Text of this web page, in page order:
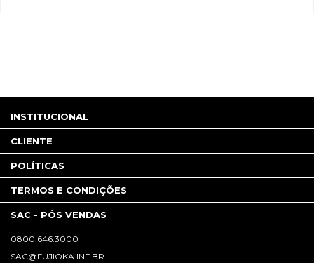
INSTITUCIONAL
CLIENTE
POLÍTICAS
TERMOS E CONDIÇÕES
SAC - PÓS VENDAS
0800.646.3000
SAC@FUJIOKA.INF.BR